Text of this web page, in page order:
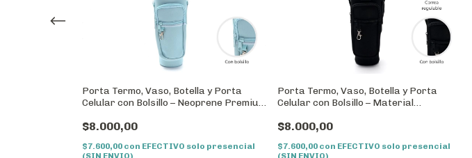
Porta Termo, Vaso, Botella y Porta
Celular con Bolsillo – Neoprene Premium
$8.000,00
$7.600,00 con EFECTIVO solo presencial
(SIN ENVIO)
Porta Termo, Vaso, Botella y Porta
Celular con Bolsillo – Material
Regulable//Cod:40545
$8.000,00
$7.600,00 con EFECTIVO solo presencial
(SIN ENVIO)